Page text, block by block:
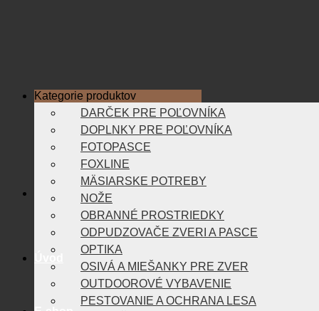
Kategorie produktov
DARČEK PRE POĽOVNÍKA
DOPLNKY PRE POĽOVNÍKA
FOTOPASCE
FOXLINE
MÄSIARSKE POTREBY
NOŽE
OBRANNÉ PROSTRIEDKY
ODPUDZOVAČE ZVERI A PASCE
OPTIKA
OSIVÁ A MIEŠANKY PRE ZVER
OUTDOOROVÉ VYBAVENIE
PESTOVANIE A OCHRANA LESA